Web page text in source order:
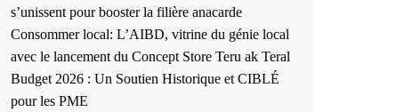
s’unissent pour booster la filière anacarde
Consommer local: L’AIBD, vitrine du génie local
avec le lancement du Concept Store Teru ak Teral
Budget 2026 : Un Soutien Historique et CIBLÉ
pour les PME